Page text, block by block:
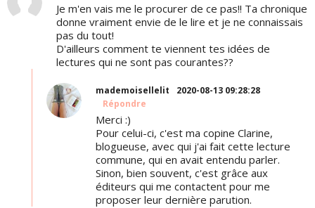
Je m'en vais me le procurer de ce pas!! Ta chronique
donne vraiment envie de le lire et je ne connaissais
pas du tout!
D'ailleurs comment te viennent tes idées de
lectures qui ne sont pas courantes??
mademoisellelit
2020-08-13 09:28:28
Répondre
Merci :)
Pour celui-ci, c'est ma copine Clarine,
blogueuse, avec qui j'ai fait cette lecture
commune, qui en avait entendu parler.
Sinon, bien souvent, c'est grâce aux
éditeurs qui me contactent pour me
proposer leur dernière parution.